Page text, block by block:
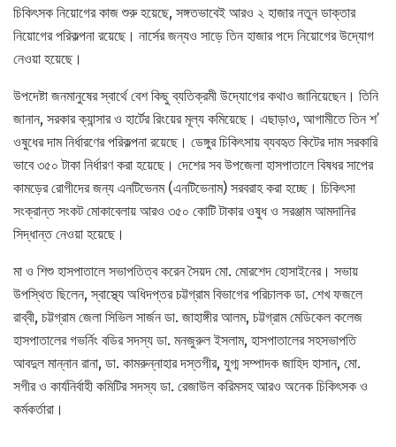
চিকিৎসক নিয়োগের কাজ শুরু হয়েছে, সঙ্গতভাবেই আরও ২ হাজার নতুন ডাক্তার
নিয়োগের পরিকল্পনা রয়েছে। নার্সের জন্যও সাড়ে তিন হাজার পদে নিয়োগের উদ্যোগ
নেওয়া হয়েছে।
উপদেষ্টা জনমানুষের স্বার্থে বেশ কিছু ব্যতিক্রমী উদ্যোগের কথাও জানিয়েছেন। তিনি
জানান, সরকার ক্যান্সার ও হার্টের রিংয়ের মূল্য কমিয়েছে। এছাড়াও, আগামীতে তিন শ’
ওষুধের দাম নির্ধারণের পরিকল্পনা রয়েছে। ডেঙ্গুর চিকিৎসায় ব্যবহৃত কিটের দাম সরকারি
ভাবে ৩৫০ টাকা নির্ধারণ করা হয়েছে। দেশের সব উপজেলা হাসপাতালে বিষধর সাপের
কামড়ের রোগীদের জন্য এনটিভেনম (এনটিভেনাম) সরবরাহ করা হচ্ছে। চিকিৎসা
সংক্রান্ত সংকট মোকাবেলায় আরও ৩৫০ কোটি টাকার ওষুধ ও সরঞ্জাম আমদানির
সিদ্ধান্ত নেওয়া হয়েছে।
মা ও শিশু হাসপাতালে সভাপতিত্ব করেন সৈয়দ মো. মোরশেদ হোসাইনের। সভায়
উপস্থিত ছিলেন, স্বাস্থ্যে অধিদপ্তর চট্টগ্রাম বিভাগের পরিচালক ডা. শেখ ফজলে
রাব্বী, চট্টগ্রাম জেলা সিভিল সার্জন ডা. জাহাঙ্গীর আলম, চট্টগ্রাম মেডিকেল কলেজ
হাসপাতালের গভর্নিং বডির সদস্য ডা. মনজুরুল ইসলাম, হাসপাতালের সহসভাপতি
আবদুল মান্নান রানা, ডা. কামরুন্নাহার দস্তগীর, যুগ্ম সম্পাদক জাহিদ হাসান, মো.
সগীর ও কার্যনির্বাহী কমিটির সদস্য ডা. রেজাউল করিমসহ আরও অনেক চিকিৎসক ও
কর্মকর্তারা।